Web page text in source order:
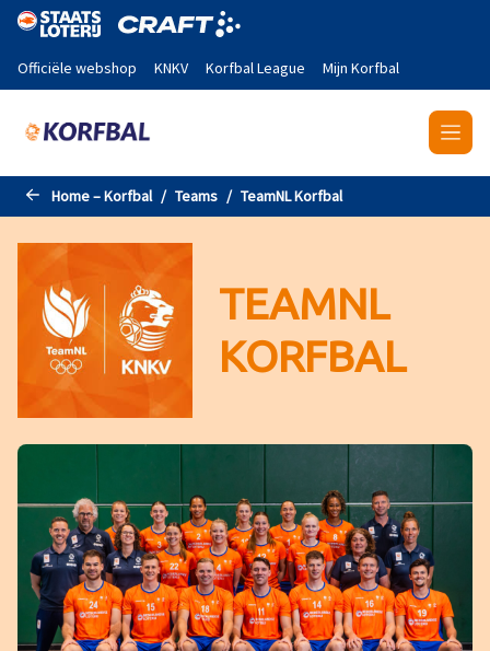
Naar de hoofdinhoud gaan
Officiële webshop KNKV Korfbal League Mijn Korfbal
Home – Korfbal Teams TeamNL Korfbal
TEAMNL
KORFBAL